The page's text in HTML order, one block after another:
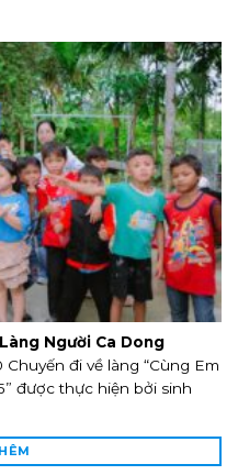
Người Ca Dong
đi về làng “Cùng Em
được thực hiện bởi sinh